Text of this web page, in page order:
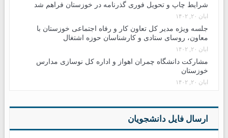
شرایط چاپ و تحویل فوری گذرنامه در خوزستان فراهم شد
آبان ۲۰, ۱۴۰۲
جلسه ویژه مدیر کل تعاون کار و رفاه اجتماعی خوزستان با
معاون، روسای ستادی و کارشناسان حوزه اشتغال
آبان ۲۰, ۱۴۰۲
مشارکت دانشگاه چمران اهواز و اداره کل نوسازی مدارس
خوزستان
آبان ۲۰, ۱۴۰۲
ارسال فایل دانشجویان